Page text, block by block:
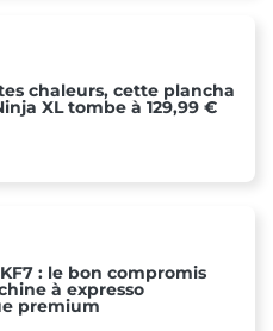
chaleurs, cette plancha
XL tombe à 129,99 €
: le bon compromis
à expresso
premium